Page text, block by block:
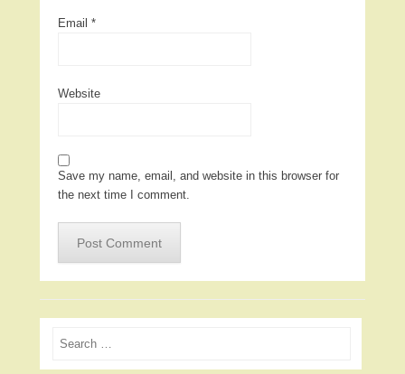
Email *
Website
Save my name, email, and website in this browser for
the next time I comment.
Search